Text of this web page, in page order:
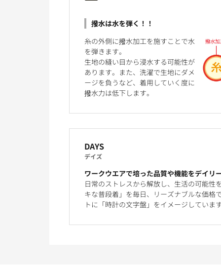
撥水は水を弾く！！
糸の外側に撥水加工を施すことで水
を弾きます。
生地の縫い目から浸水する可能性が
あります。また、洗濯で生地にダメ
ージを負うなど、着用していく度に
撥水力は低下します。
DAYS
デイズ
ワークウエアで培った品質や機能をデイリ
日常のストレスから解放し、生活の可能性
キな普段着」を毎日、リーズナブルな価格
トに「時計の文字盤」をイメージしていま